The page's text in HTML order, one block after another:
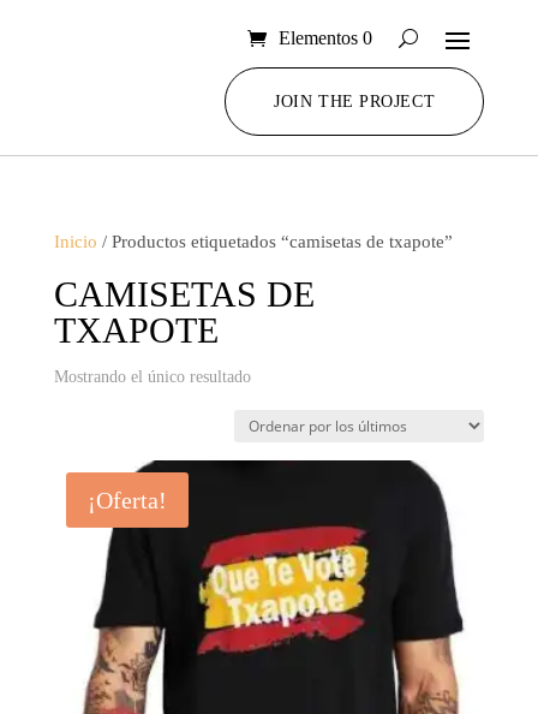
Elementos 0
JOIN THE PROJECT
Inicio / Productos etiquetados “camisetas de txapote”
CAMISETAS DE
TXAPOTE
Mostrando el único resultado
¡Oferta!